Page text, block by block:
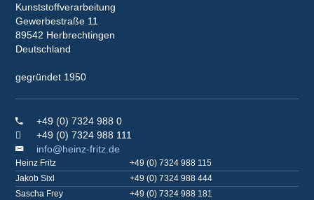
Kunststoffverarbeitung
Gewerbestraße 11
89542 Herbrechtingen
Deutschland
gegründet 1950
+49 (0) 7324 988 0
+49 (0) 7324 988 111
info@heinz-fritz.de
Heinz Fritz
+49 (0) 7324 988 115
Jakob Sixl
+49 (0) 7324 988 444
Sascha Frey
+49 (0) 7324 988 181